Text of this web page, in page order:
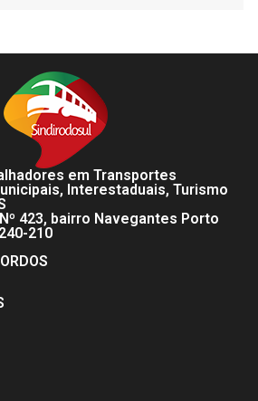
em Transportes
Interestaduais, Turismo
423, bairro Navegantes Porto
210